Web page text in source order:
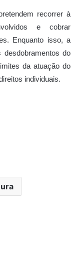
recorrer à
e cobrar
Enquanto isso, a
desdobramentos do
da atuação do
individuais.